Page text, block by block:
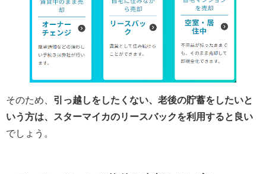
そのため、
引っ越しをしたくない、老後の貯蓄をしたいと
いう方は、スターマイカのリースバックを利用すると良い
でしょう。